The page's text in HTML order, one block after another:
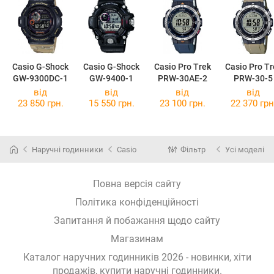
Casio G-Shock
GW-9300DC-1
Casio G-Shock
GW-9400-1
Casio Pro Trek
PRW-30AE-2
Casio Pro
PRW-30-5
від
23 850 грн.
від
15 550 грн.
від
23 100 грн.
від
22 370
Наручні годинники Casio Фільтр Усі моделі
Повна версія сайту
Політика конфіденційності
Запитання й побажання щодо сайту
Магазинам
Каталог наручних годинників 2026 - новинки, хіти
продажів, купити наручні годинники.